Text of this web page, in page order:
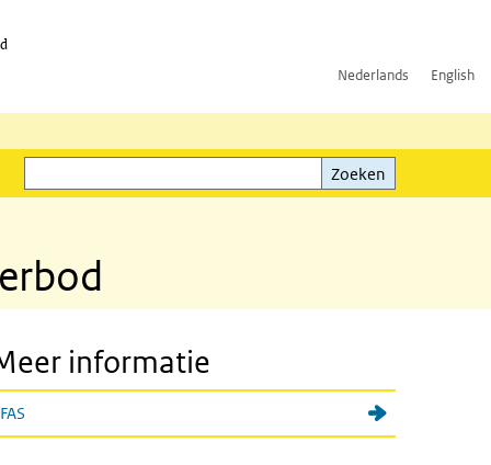
Nederlands English
Zoeken
informatie